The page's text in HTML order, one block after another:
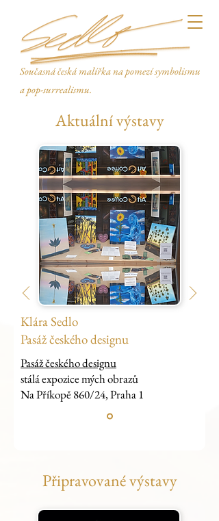
Současná česká malířka na pomezí symbolismu
a pop-surrealismu.
Aktuální výstavy
Klára Sedlo
Pasáž českého designu
Pasáž českého designu
stálá expozice mých obrazů
Na Příkopě 860/24, Praha 1
Připravované výstavy